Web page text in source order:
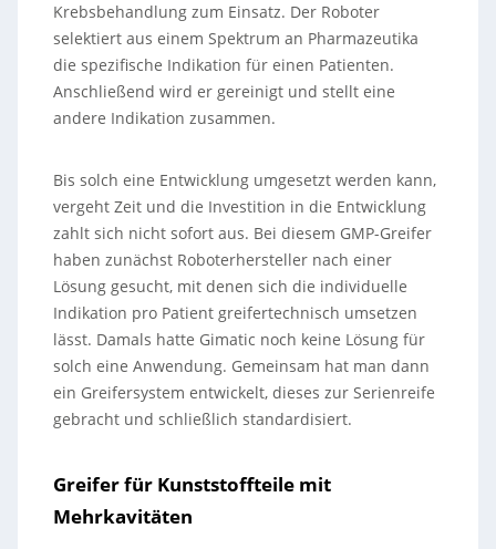
Krebsbehandlung zum Einsatz. Der Roboter
selektiert aus einem Spektrum an Pharmazeutika
die spezifische Indikation für einen Patienten.
Anschließend wird er gereinigt und stellt eine
andere Indikation zusammen.
Bis solch eine Entwicklung umgesetzt werden kann,
vergeht Zeit und die Investition in die Entwicklung
zahlt sich nicht sofort aus. Bei diesem GMP-Greifer
haben zunächst Roboterhersteller nach einer
Lösung gesucht, mit denen sich die individuelle
Indikation pro Patient greifertechnisch umsetzen
lässt. Damals hatte Gimatic noch keine Lösung für
solch eine Anwendung. Gemeinsam hat man dann
ein Greifersystem entwickelt, dieses zur Serienreife
gebracht und schließlich standardisiert.
Greifer für Kunststoffteile mit
Mehrkavitäten